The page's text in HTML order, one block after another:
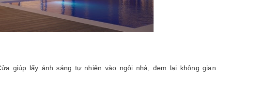
giúp lấy ánh sáng tự nhiên vào ngôi nhà, đem lại không gian